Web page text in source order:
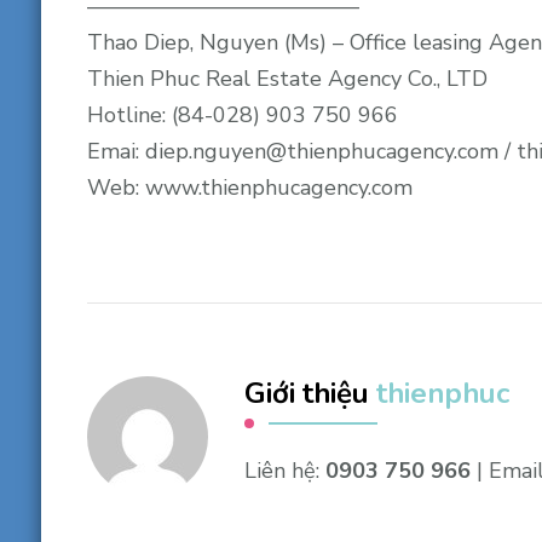
————————————–
Thao Diep, Nguyen (Ms) – Office leasing
Thien Phuc Real Estate Agency Co., LTD
Hotline: (84-028) 903 750 966
Emai: diep.nguyen@thienphucagency.com /
Web: www.thienphucagency.com
Giới thiệu thienphuc
Liên hệ: 0903 750 966|